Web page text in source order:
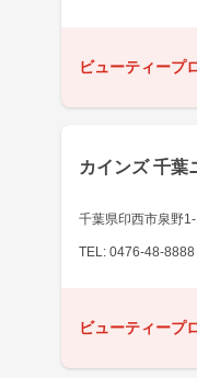
ビューティープ
カインズ 千葉
千葉県印西市泉野
TEL: 0476-48-8888
ビューティープ